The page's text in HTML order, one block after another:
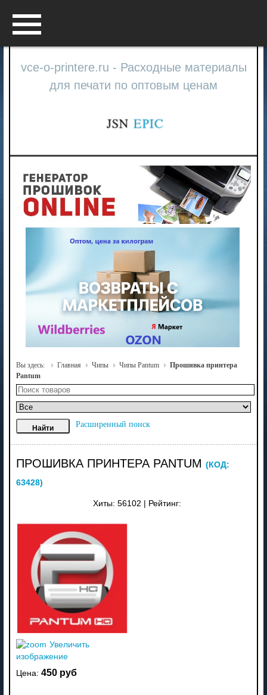
vce-o-printere.ru - Расходные материалы
для печати по оптовым ценам
Вы здесь: Главная Чипы Чипы Pantum
Прошивка принтера
Pantum
Расширенный поиск
ПРОШИВКА ПРИНТЕРА PANTUM (КОД:
63428)
Хиты: 56102 Рейтинг:
Увеличить
изображение
Цена: 450 руб